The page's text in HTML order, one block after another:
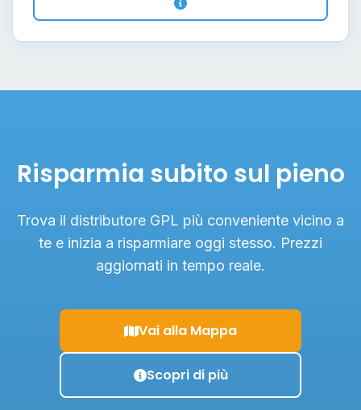
Risparmia subito sul pieno
Trova il distributore GPL più conveniente vicino a
te e inizia a risparmiare oggi stesso. Prezzi
aggiornati in tempo reale.
Vai alla Mappa
Scopri di più